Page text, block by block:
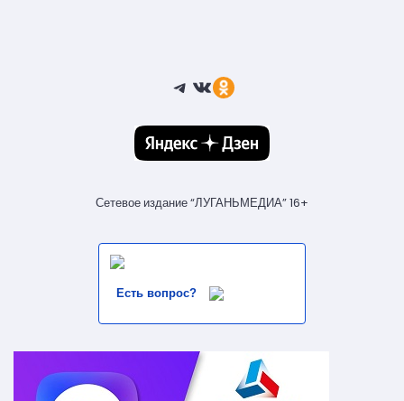
Telegram
ВКонтакте
Ссылка
Сетевое издание “ЛУГАНЬМЕДИА” 16+
Есть вопрос?